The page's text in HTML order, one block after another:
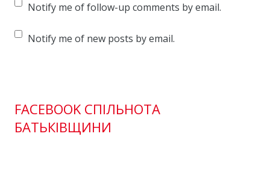
Notify me of follow-up comments by email.
Notify me of new posts by email.
FACEBOOK СПІЛЬНОТА
БАТЬКІВЩИНИ